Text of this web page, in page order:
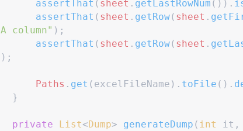
assertThat ( sheet . getLastRowNum ( ) ) .
assertThat ( sheet . getRow( sheet .
A column" ) ;
assertThat ( sheet . getRow( sheet .
) ;
Paths . get ( excelFileName ) . toFile ( ) .
}
private List<Dump> generateDump ( int it ,